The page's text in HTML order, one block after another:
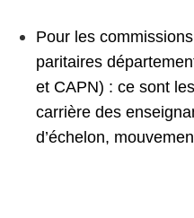
Pour les
paritaires
et CAPN) : ce sont
carrière des
d’échelon,